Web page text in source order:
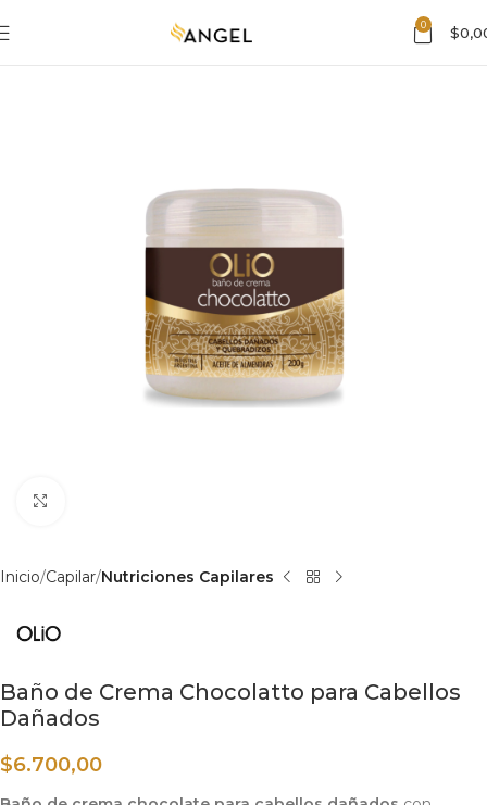
0 $
Inicio Capilar Nutriciones Capilares
Baño de Crema Chocolatto para Cabellos
Dañados
$6.700,00